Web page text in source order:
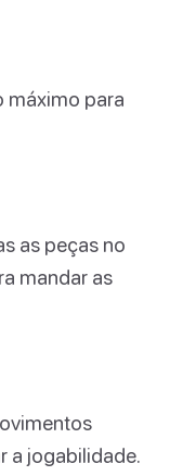
máximo para
as peças no
mandar as
a jogabilidade.